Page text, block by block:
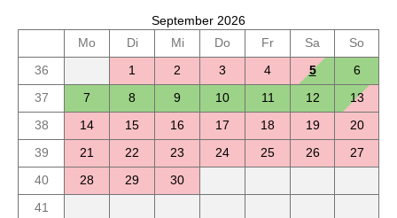
September 2026
Mo
Di Mi Do Fr Sa
So
36
1 2 3 4 5
6
37
7 8 9 10 11 12
13
38
14 15 16 17 18 19
20
39
21 22 23 24 25 26
27
40
28 29
30
41